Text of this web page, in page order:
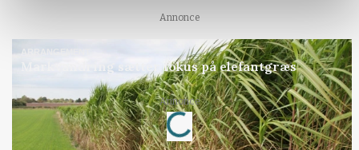
Annonce
ARRANGEMENT
Markvandring sætter fokus på elefantgræs
Annonce
Loading...